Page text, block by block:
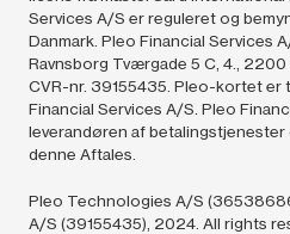
Services A/S er reguleret og
Danmark. Pleo Financial Services
Ravnsborg Tværgade 5 C, 4., 2200
CVR-nr. 39155435. Pleo-kortet er
Financial Services A/S. Pleo
leverandøren af
denne Aftales.
Pleo Technologies A/S
A/S (39155435), 2024. All rights